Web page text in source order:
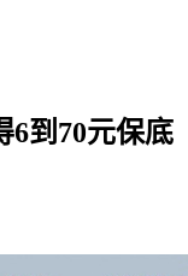
6到70元保底